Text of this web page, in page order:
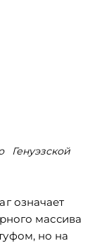
означает
массива
но на